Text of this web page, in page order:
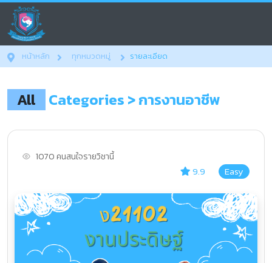
หน้าหลัก ทุกหมวดหมู่ รายละเอียด
All Categories > การงานอาชีพ
1070 คนสนใจรายวิชานี้
9.9 Easy